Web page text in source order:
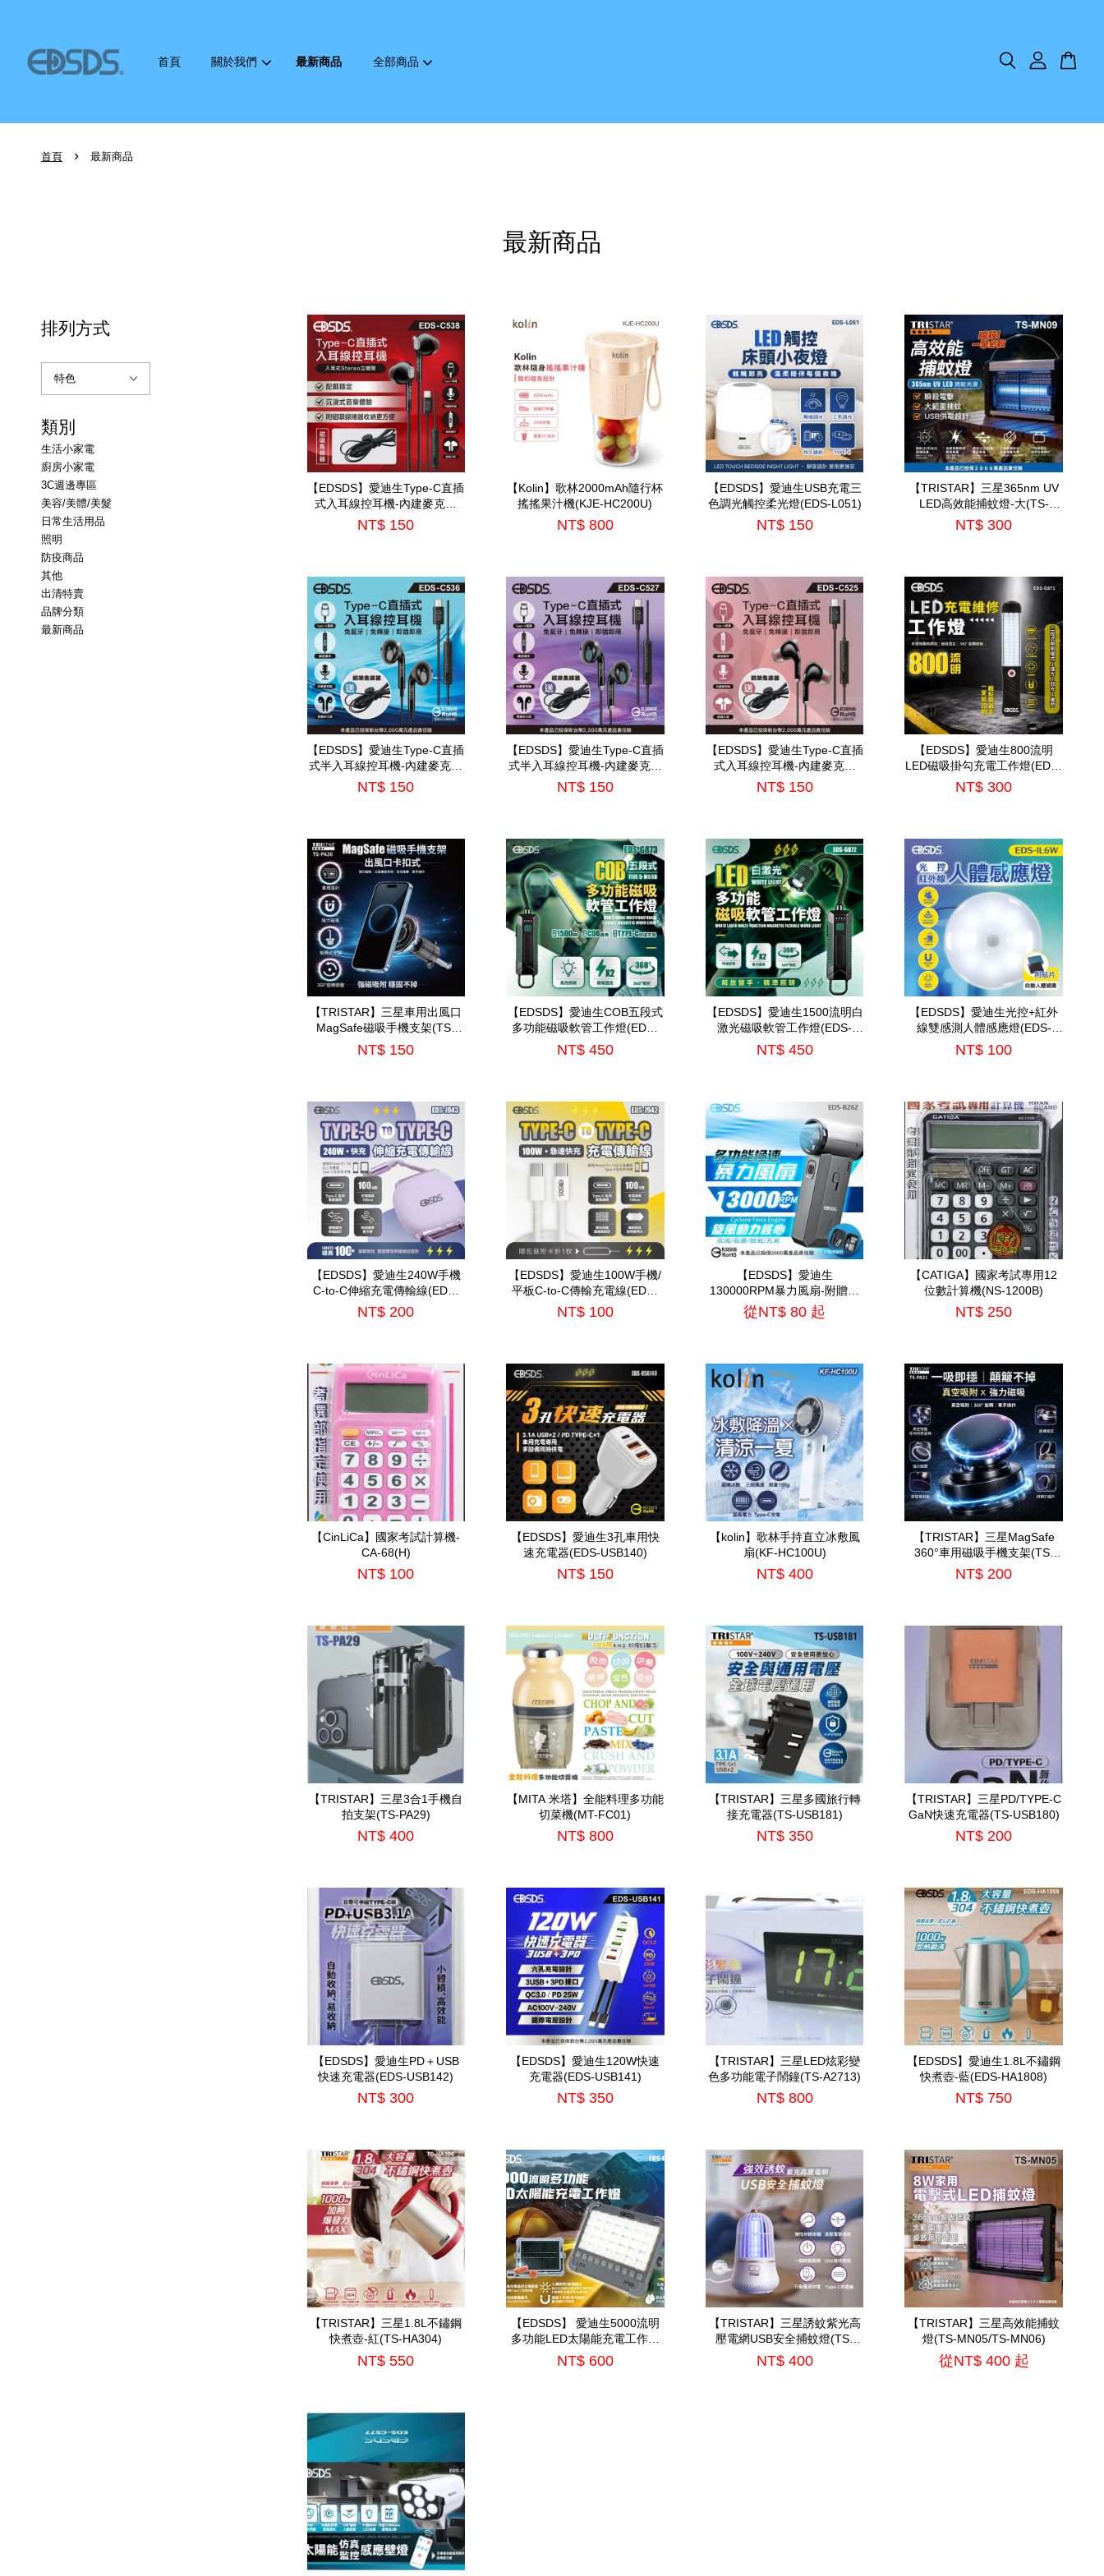
首頁 關於我們 最新商品 全部商品
首頁 › 最新商品
最新商品
排列方式
類別
生活小家電
廚房小家電
3C週邊專區
美容/美體/美髮
日常生活用品
照明
防疫商品
其他
出清特賣
品牌分類
最新商品
【EDSDS】愛迪生Type-C直插
式入耳線控耳機-內建麥克風
(EDS-C538)
NT$ 150
【Kolin】歌林2000mAh隨行杯
搖搖果汁機(KJE-HC200U)
NT$ 800
【EDSDS】愛迪生USB充電三
色調光觸控柔光燈(EDS-L051)
NT$ 150
【TRISTAR】三星365nm UV
LED高效能捕蚊燈-大(TS-
MN09)
NT$ 300
【EDSDS】愛迪生Type-C直插
式半入耳線控耳機-內建麥克風
(EDS-C536)
NT$ 150
【EDSDS】愛迪生Type-C直插
式半入耳線控耳機-內建麥克風
(EDS-C527)
NT$ 150
【EDSDS】愛迪生Type-C直插
式入耳線控耳機-內建麥克風
(EDS-C525)
NT$ 150
【EDSDS】愛迪生800流明
LED磁吸掛勾充電工作燈(EDS-
G871)
NT$ 300
【TRISTAR】三星車用出風口
MagSafe磁吸手機支架(TS-
PA30)
NT$ 150
【EDSDS】愛迪生COB五段式
多功能磁吸軟管工作燈(EDS-
G873)
NT$ 450
【EDSDS】愛迪生1500流明白
激光磁吸軟管工作燈(EDS-
G872)
NT$ 450
【EDSDS】愛迪生光控+紅外
線雙感測人體感應燈(EDS-
IL6W)
NT$ 100
【EDSDS】愛迪生240W手機
C-to-C伸縮充電傳輸線(EDS-
J943)
NT$ 200
【EDSDS】愛迪生100W手機/
平板C-to-C傳輸充電線(EDS-
J942)
NT$ 100
【EDSDS】愛迪生
130000RPM暴力風扇-附贈收
納包(EDS-B262)=TS-B2016
從NT$ 80 起
【CATIGA】國家考試專用12
位數計算機(NS-1200B)
NT$ 250
【CinLiCa】國家考試計算機-
CA-68(H)
NT$ 100
【EDSDS】愛迪生3孔車用快
速充電器(EDS-USB140)
NT$ 150
【kolin】歌林手持直立冰敷風
扇(KF-HC100U)
NT$ 400
【TRISTAR】三星MagSafe
360°車用磁吸手機支架(TS-
PA31)
NT$ 200
【TRISTAR】三星3合1手機自
拍支架(TS-PA29)
NT$ 400
【MITA 米塔】全能料理多功能
切菜機(MT-FC01)
NT$ 800
【TRISTAR】三星多國旅行轉
接充電器(TS-USB181)
NT$ 350
【TRISTAR】三星PD/TYPE-C
GaN快速充電器(TS-USB180)
NT$ 200
【EDSDS】愛迪生PD＋USB
快速充電器(EDS-USB142)
NT$ 300
【EDSDS】愛迪生120W快速
充電器(EDS-USB141)
NT$ 350
【TRISTAR】三星LED炫彩變
色多功能電子鬧鐘(TS-A2713)
NT$ 800
【EDSDS】愛迪生1.8L不鏽鋼
快煮壺-藍(EDS-HA1808)
NT$ 750
【TRISTAR】三星1.8L不鏽鋼
快煮壺-紅(TS-HA304)
NT$ 550
【EDSDS】 愛迪生5000流明
多功能LED太陽能充電工作燈
(EDS-G867)
NT$ 600
【TRISTAR】三星誘蚊紫光高
壓電網USB安全捕蚊燈(TS-
MN07)
NT$ 400
【TRISTAR】三星高效能捕蚊
燈(TS-MN05/TS-MN06)
從NT$ 400 起